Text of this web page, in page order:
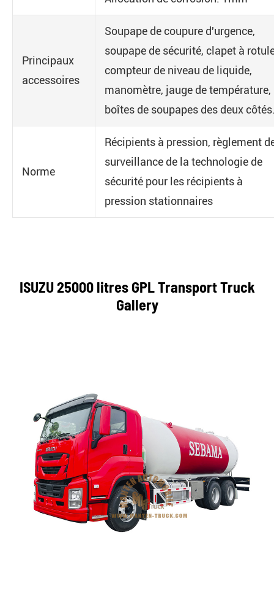
Principaux
accessoires
Soupape de coupure d'urgence,
soupape de sécurité, clapet à
compteur de niveau de liquide,
manomètre, jauge de température,
boîtes de soupapes des deux
Norme
Récipients à pression, règlement
surveillance de la technologie de
sécurité pour les récipients à
pression stationnaires
ISUZU 25000 litres GPL Transport Truck
Gallery